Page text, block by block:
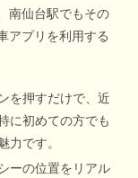
南仙台駅でもその
アプリを利用する
を押すだけで、近
に初めての方でも
力です。
ーの位置をリアル